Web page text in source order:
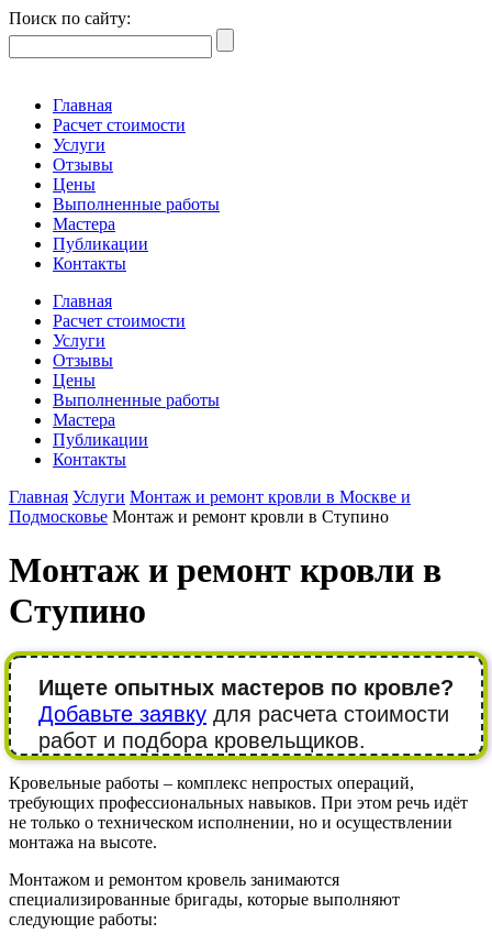
Поиск по сайту:
Главная
Расчет стоимости
Услуги
Отзывы
Цены
Выполненные работы
Мастера
Публикации
Контакты
Главная
Расчет стоимости
Услуги
Отзывы
Цены
Выполненные работы
Мастера
Публикации
Контакты
Главная Услуги Монтаж и ремонт кровли в Москве и
Подмосковье Монтаж и ремонт кровли в Ступино
Монтаж и ремонт кровли в
Ступино
Ищете опытных мастеров по кровле?
Добавьте заявку для расчета стоимости
работ и подбора кровельщиков.
Кровельные работы – комплекс непростых операций,
требующих профессиональных навыков. При этом речь идёт
не только о техническом исполнении, но и осуществлении
монтажа на высоте.
Монтажом и ремонтом кровель занимаются
специализированные бригады, которые выполняют
следующие работы: